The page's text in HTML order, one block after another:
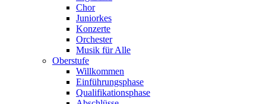
Chor
Juniorkes
Konzerte
Orchester
Musik für Alle
Oberstufe
Willkommen
Einführungsphase
Qualifikationsphase